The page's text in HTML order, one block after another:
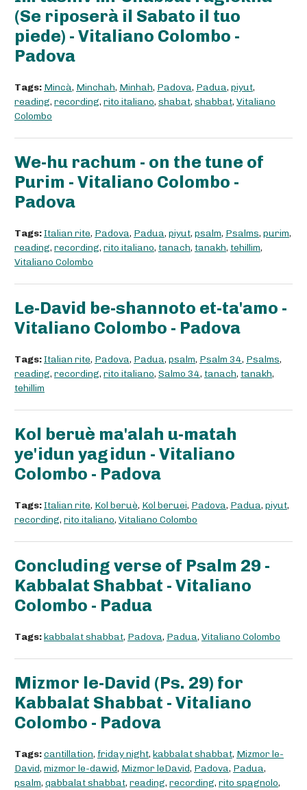
(Se riposerà il Sabato il tuo
piede) - Vitaliano Colombo -
Padova
Tags: Mincà, Minchah, Minhah, Padova, Padua, piyut,
reading, recording, rito italiano, shabat, shabbat, Vitaliano
Colombo
We-hu rachum - on the tune of
Purim - Vitaliano Colombo -
Padova
Tags:Italian rite, Padova, Padua, piyut, psalm, Psalms, purim,
reading, recording, rito italiano, tanach, tanakh, tehillim,
Vitaliano Colombo
Le-David be-shannoto et-ta'amo -
Vitaliano Colombo - Padova
Tags:Italian rite, Padova, Padua, psalm, Psalm 34, Psalms,
reading, recording, rito italiano, Salmo 34, tanach, tanakh,
tehillim
Kol beruè ma'alah u-matah
ye'idun yagidun - Vitaliano
Colombo - Padova
Tags:Italian rite, Kol beruè, Kol beruei, Padova, Padua, piyut,
recording, rito italiano, Vitaliano Colombo
Concluding verse of Psalm 29 -
Kabbalat Shabbat - Vitaliano
Colombo - Padua
Tags:kabbalat shabbat, Padova, Padua, Vitaliano Colombo
Mizmor le-David (Ps. 29) for
Kabbalat Shabbat - Vitaliano
Colombo - Padova
Tags:cantillation, friday night, kabbalat shabbat, Mizmor le-
David, mizmor le-dawid, Mizmor leDavid, Padova, Padua,
psalm, qabbalat shabbat, reading, recording, rito spagnolo,